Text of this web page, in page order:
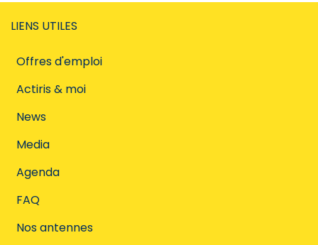
LIENS UTILES
Offres d'emploi
Actiris & moi
News
Media
Agenda
FAQ
Nos antennes